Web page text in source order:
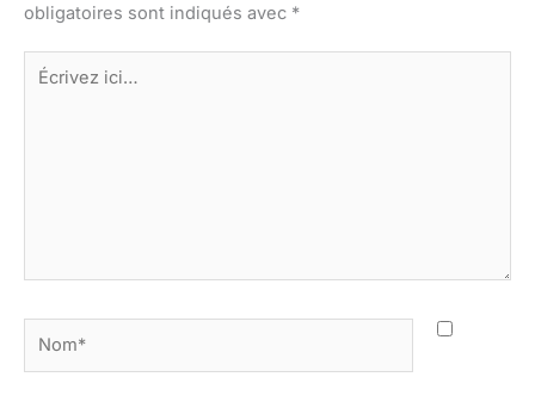
obligatoires sont indiqués avec *
Écrivez
ici…